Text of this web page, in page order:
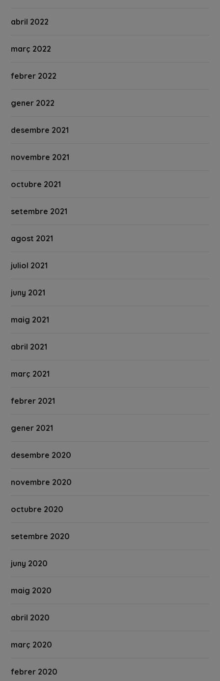
abril 2022
març 2022
febrer 2022
gener 2022
desembre 2021
novembre 2021
octubre 2021
setembre 2021
agost 2021
juliol 2021
juny 2021
maig 2021
abril 2021
març 2021
febrer 2021
gener 2021
desembre 2020
novembre 2020
octubre 2020
setembre 2020
juny 2020
maig 2020
abril 2020
març 2020
febrer 2020